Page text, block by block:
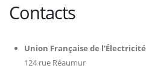
Contacts
Union Française de l’Électricité
124 rue Réaumur